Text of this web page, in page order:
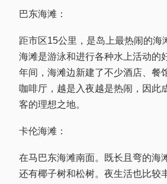
巴东海滩：
距市区15公里，是岛上最热闹的海
海滩是游泳和进行各种水上活动的
年间，海滩边新建了不少酒店、餐
咖啡厅，越是入夜越是热闹，因此
客的理想之地。
卡伦海滩：
在马巴东海滩南面。既长且弯的海
还有椰子树和松树。夜生活也比较